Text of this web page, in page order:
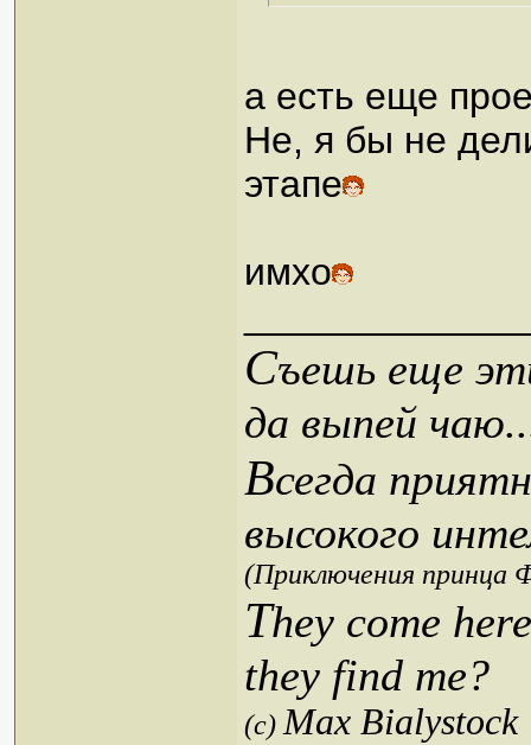
а есть еще
Не, я бы не
этапе
имхо
Съешь еще
да выпей
Всегда
высокого
(Приключения принца
They come
they find me?
(c)Max Bialystock